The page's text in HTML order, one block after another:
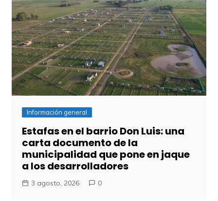
Información general
Estafas en el barrio Don Luis: una
carta documento de la
municipalidad que pone en jaque
a los desarrolladores
3 agosto, 2026 0